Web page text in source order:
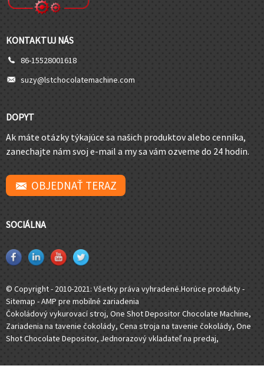
KONTAKTUJ NÁS
86-15528001618
suzy@lstchocolatemachine.com
DOPYT
Ak máte otázky týkajúce sa našich produktov alebo cenníka,
zanechajte nám svoj e-mail a my sa vám ozveme do 24 hodín.
OBJEDNAŤ TERAZ
SOCIÁLNA
© Copyright - 2010-2021: Všetky práva vyhradené.Horúce produkty-
Sitemap -AMP pre mobilné zariadenia
Čokoládový vykurovací stroj, One Shot Depositor Chocolate Machine,
Zariadenia na tavenie čokolády, Cena stroja na tavenie čokolády, One
Shot Chocolate Depositor, Jednorazový vkladateľ na predaj,